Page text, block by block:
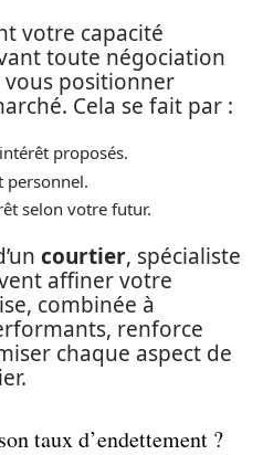
votre capacité
toute négociation
positionner
Cela se fait par :
proposés.
personnel.
selon votre futur.
courtier, spécialiste
affiner votre
combinée à
renforce
chaque aspect de
taux d’endettement ?